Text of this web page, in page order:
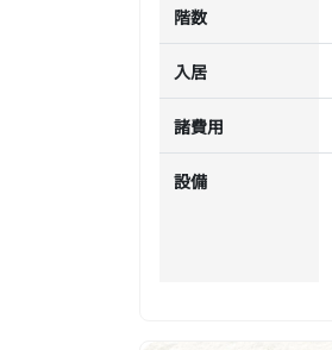
階数
入居
諸費用
設備